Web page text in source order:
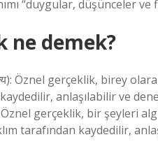
“duygular, düşünceler
ne demek?
Öznel gerçeklik, birey
anlaşılabilir ve
Öznel gerçeklik, bir şeyleri
tarafından kaydedilir,